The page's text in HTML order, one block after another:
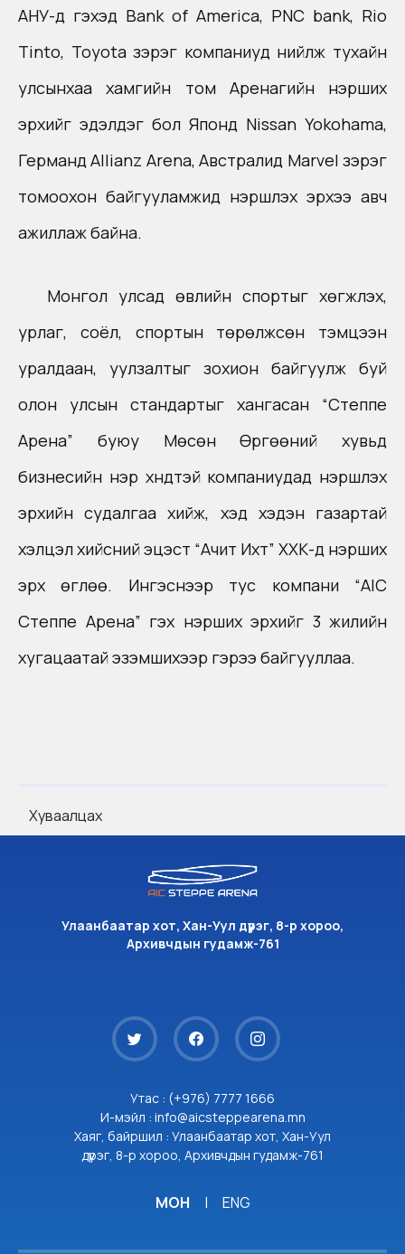
АНУ-д гэхэд Bank of America, PNC bank, Rio
Tinto, Toyota зэрэг компаниуд нийлж тухайн
улсынхаа хамгийн том Аренагийн нэрших
эрхийг эдэлдэг бол Японд Nissan Yokohama,
Германд Allianz Arena, Австралид Marvel зэрэг
томоохон байгууламжид нэршүүлэх эрхээ авч
ажиллаж байна.
Монгол улсад өвлийн спортыг хөгжүүлэх,
урлаг, соёл, спортын төрөлжсөн тэмцээн
уралдаан, уулзалтыг зохион байгуулж буй
олон улсын стандартыг хангасан “Степпе
Арена” буюу Мөсөн Өргөөний хувьд
бизнесийн нэр хүндтэй компаниудад нэршүүлэх
эрхийн судалгаа хийж, хэд хэдэн газартай
хэлцэл хийсний эцэст “Ачит Ихт” ХХК-д нэрших
эрх өглөө. Ингэснээр тус компани “AIC
Степпе Арена” гэх нэрших эрхийг 3 жилийн
хугацаатай эзэмшихээр гэрээ байгууллаа.
Хуваалцах
Улаанбаатар хот, Хан-Уул дүүрэг, 8-р хороо,
Архивчдын гудамж-761
Утас : (+976) 7777 1666
И-мэйл : info@aicsteppearena.mn
Хаяг, байршил : Улаанбаатар хот, Хан-Уул
дүүрэг, 8-р хороо, Архивчдын гудамж-761
МОН | ENG